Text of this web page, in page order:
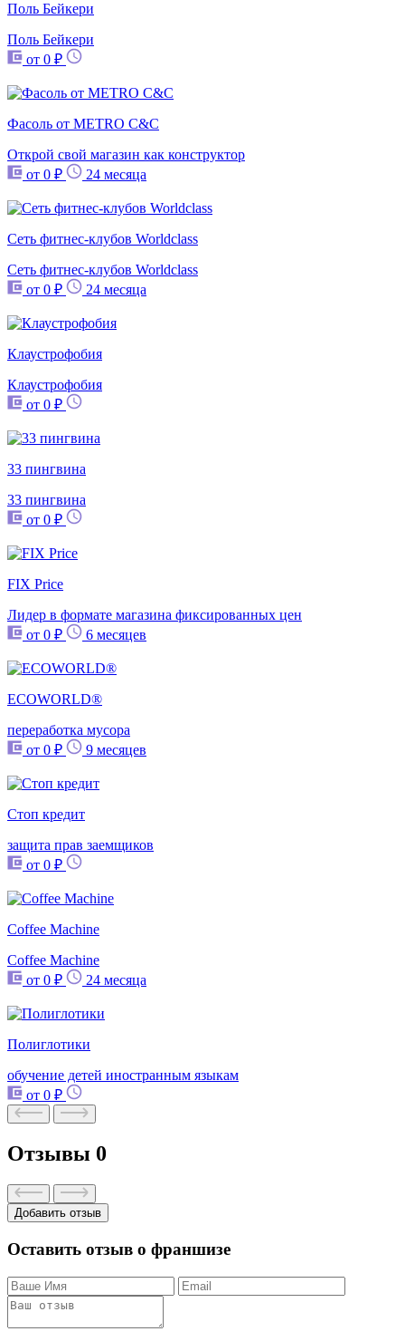
Поль Бейкери
Поль Бейкери
от 0 ₽
Фасоль от METRO C&C
Открой свой магазин как конструктор
от 0 ₽
24 месяца
Сеть фитнес-клубов Worldclass
Сеть фитнес-клубов Worldclass
от 0 ₽
24 месяца
Клаустрофобия
Клаустрофобия
от 0 ₽
33 пингвина
33 пингвина
от 0 ₽
FIX Price
Лидер в формате магазина фиксированных цен
от 0 ₽
6 месяцев
ECOWORLD®
переработка мусора
от 0 ₽
9 месяцев
Стоп кредит
защита прав заемщиков
от 0 ₽
Coffee Machine
Coffee Machine
от 0 ₽
24 месяца
Полиглотики
обучение детей иностранным языкам
от 0 ₽
Отзывы 0
Добавить отзыв
Оставить отзыв о франшизе